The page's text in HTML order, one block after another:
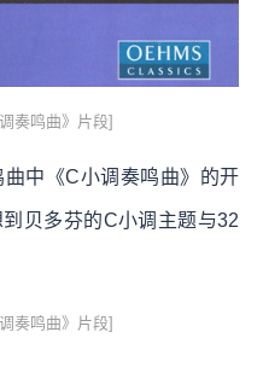
奏鸣曲》片段]
中《C小调奏鸣曲》的开
贝多芬的C小调主题与32
奏鸣曲》片段]